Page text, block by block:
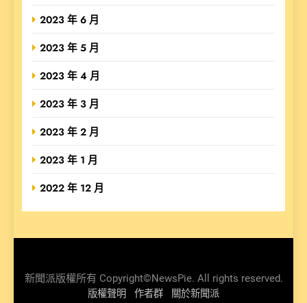
2023 年 6 月
2023 年 5 月
2023 年 4 月
2023 年 3 月
2023 年 2 月
2023 年 1 月
2022 年 12 月
新聞派版權所有 Copyright©NewsPie. All rights reserved.
版權聲明 作者群 關於新聞派